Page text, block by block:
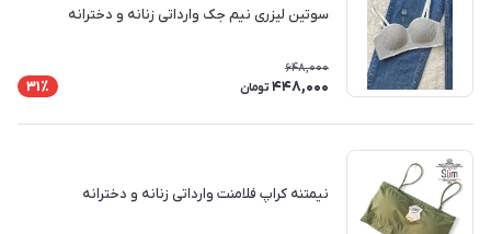
سوتین لیزری نیم جک وارداتی زنانه و دخترانه
648,000
448,000 تومان 31٪
نیمتنه کراپ فلامنت وارداتی زنانه و دخترانه